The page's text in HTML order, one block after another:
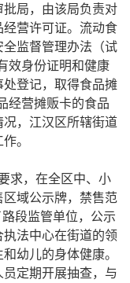
局，由该局负责对
营许可证。流动食
监督管理办法（试
效身份证明和健康
登记，取得食品摊
经营摊贩卡的食品
，江汉区所辖街道
。
求，在全区中、小
域公示牌，禁售范
段监管单位，公示
法中心在街道的领
幼儿的身体健康。
定期开展抽查，与